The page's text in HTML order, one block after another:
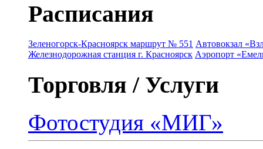
Расписания
Зеленогорск-Красноярск маршрут № 551 Автовокзал
Железнодорожная станция г. Красноярск Аэропорт
Торговля / Услуги
Фотостудия «МИГ»